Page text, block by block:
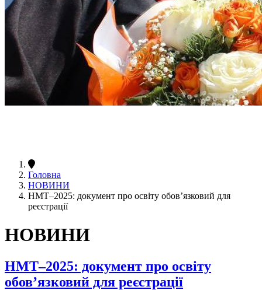
Головна
НОВИНИ
НМТ–2025: документ про освіту обов’язковий для
реєстрації
НОВИНИ
НМТ–2025: документ про освіту
обов’язковий для реєстрації